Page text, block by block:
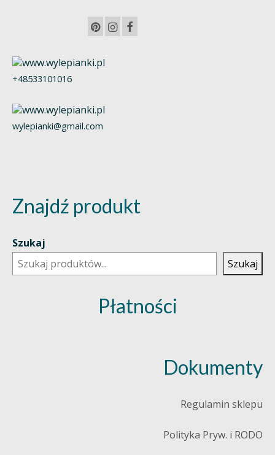
+48533101016
wylepianki@gmail.com
Znajdź produkt
Szukaj
Szukaj
Płatności
Dokumenty
Regulamin sklepu
Polityka Pryw. i RODO